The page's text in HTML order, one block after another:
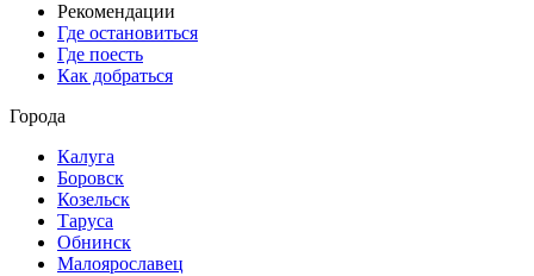
Рекомендации
Где остановиться
Где поесть
Как добраться
Города
Калуга
Боровск
Козельск
Таруса
Обнинск
Малоярославец